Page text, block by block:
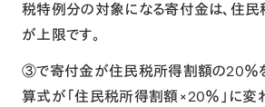
税特例分の対象になる寄付金は、住
が上限です。
③で寄付金が住民税所得割額の20％
算式が「住民税所得割額×20％」に変わ